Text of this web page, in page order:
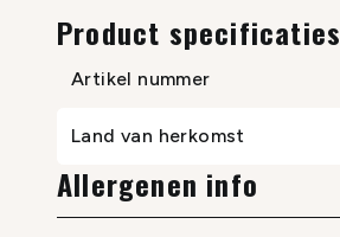
Product specificaties
Artikel nummer
Land van herkomst
Allergenen info